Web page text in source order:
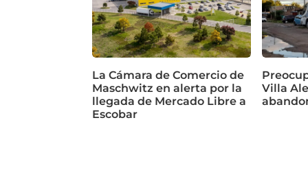
La Cámara de Comercio de
Maschwitz en alerta por la
llegada de Mercado Libre a
Escobar
Villa